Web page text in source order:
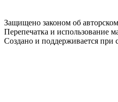
Защищено законом об
Перепечатка и использование
Создано и поддерживается при